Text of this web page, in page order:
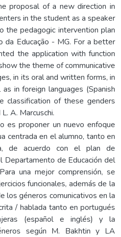
proposal of a new direction in
in the student as a speaker
the pedagogic intervention plan
da Educação - MG. For a better
the application with function
the theme of communicative
in its oral and written forms, in
in foreign languages (Spanish
classification of these genders
A. Marcuschi.
es proponer un nuevo enfoque
centrada en el alumno, tanto en
de acuerdo con el plan de
Departamento de Educación del
una mejor comprensión, se
funcionales, además de la
los géneros comunicativos en la
/ hablada tanto en portugués
(español e inglés) y la
según M. Bakhtin y LA